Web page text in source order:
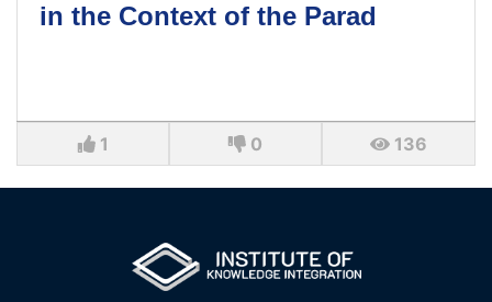
in the Context of the Parad
1 0 136